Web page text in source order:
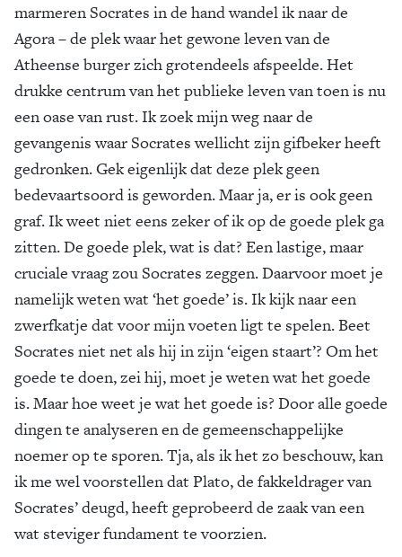
marmeren Socrates in de hand wandel ik naar de
Agora – de plek waar het gewone leven van de
Atheense burger zich grotendeels afspeelde. Het
drukke centrum van het publieke leven van toen is nu
een oase van rust. Ik zoek mijn weg naar de
gevangenis waar Socrates wellicht zijn gifbeker heeft
gedronken. Gek eigenlijk dat deze plek geen
bedevaartsoord is geworden. Maar ja, er is ook geen
graf. Ik weet niet eens zeker of ik op de goede plek ga
zitten. De goede plek, wat is dat? Een lastige, maar
cruciale vraag zou Socrates zeggen. Daarvoor moet je
namelijk weten wat ‘het goede’ is. Ik kijk naar een
zwerfkatje dat voor mijn voeten ligt te spelen. Beet
Socrates niet net als hij in zijn ‘eigen staart’? Om het
goede te doen, zei hij, moet je weten wat het goede
is. Maar hoe weet je wat het goede is? Door alle goede
dingen te analyseren en de gemeenschappelijke
noemer op te sporen. Tja, als ik het zo beschouw, kan
ik me wel voorstellen dat Plato, de fakkeldrager van
Socrates’ deugd, heeft geprobeerd de zaak van een
wat steviger fundament te voorzien.